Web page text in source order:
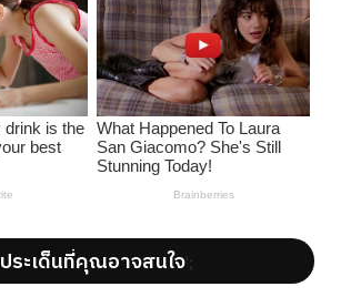
ประเด็นที่คุณอาจสนใจ';